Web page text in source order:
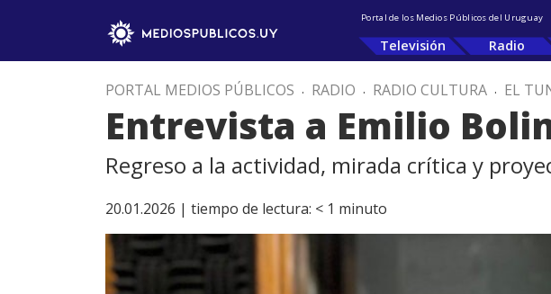
Portal de los Medios Públicos del Uruguay
Televisión Radio
PORTAL MEDIOS PÚBLICOS . RADIO . RADIO CULTURA . EL
Entrevista a Emilio
Regreso a la actividad, mirada crítica y
20.01.2026 | tiempo de lectura: < 1 minuto